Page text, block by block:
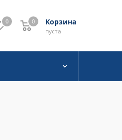
0 Корзина
0
пуста
0